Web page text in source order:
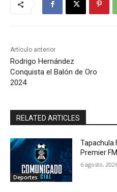
Artículo anterior
Rodrigo Hernández
Conquista el Balón de Oro
2024
RELATED ARTICLES
Deportes
Tapachula
Premier
6 agosto,